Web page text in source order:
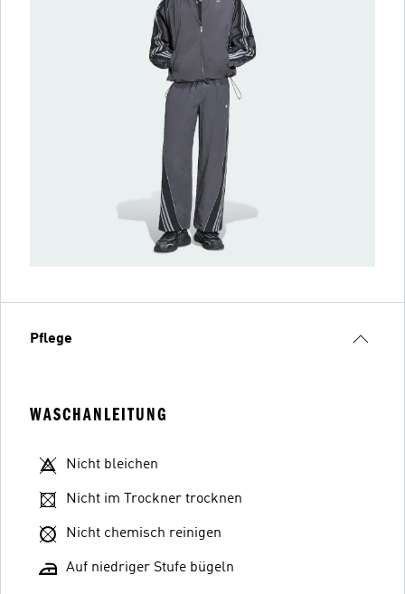
Pflege
WASCHANLEITUNG
Nicht bleichen
Nicht im Trockner trocknen
Nicht chemisch reinigen
Auf niedriger Stufe bügeln